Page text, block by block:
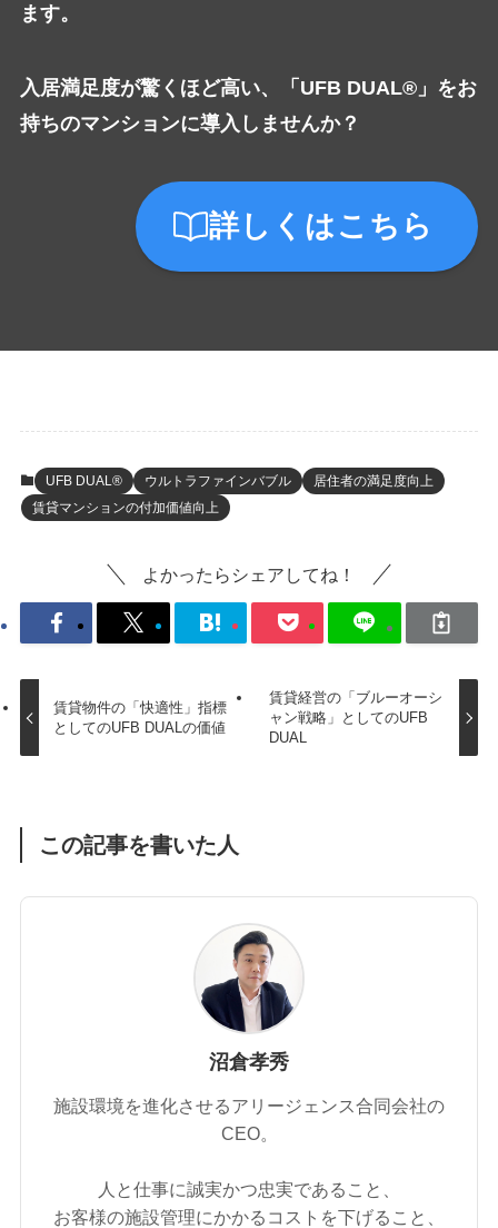
ます。
入居満足度が驚くほど高い、「UFB DUAL®」をお
持ちのマンションに導入しませんか？
詳しくはこちら
UFB DUAL® ウルトラファインバブル
居住者の満足度向上
賃貸マンションの付加価値向上
よかったらシェアしてね！
賃貸物件の「快適性」指標
としてのUFB DUALの価値
賃貸経営の「ブルーオーシ
ャン戦略」としてのUFB
DUAL
この記事を書いた人
沼倉孝秀
施設環境を進化させるアリージェンス合同会社の
CEO。
人と仕事に誠実かつ忠実であること、
お客様の施設管理にかかるコストを下げること、